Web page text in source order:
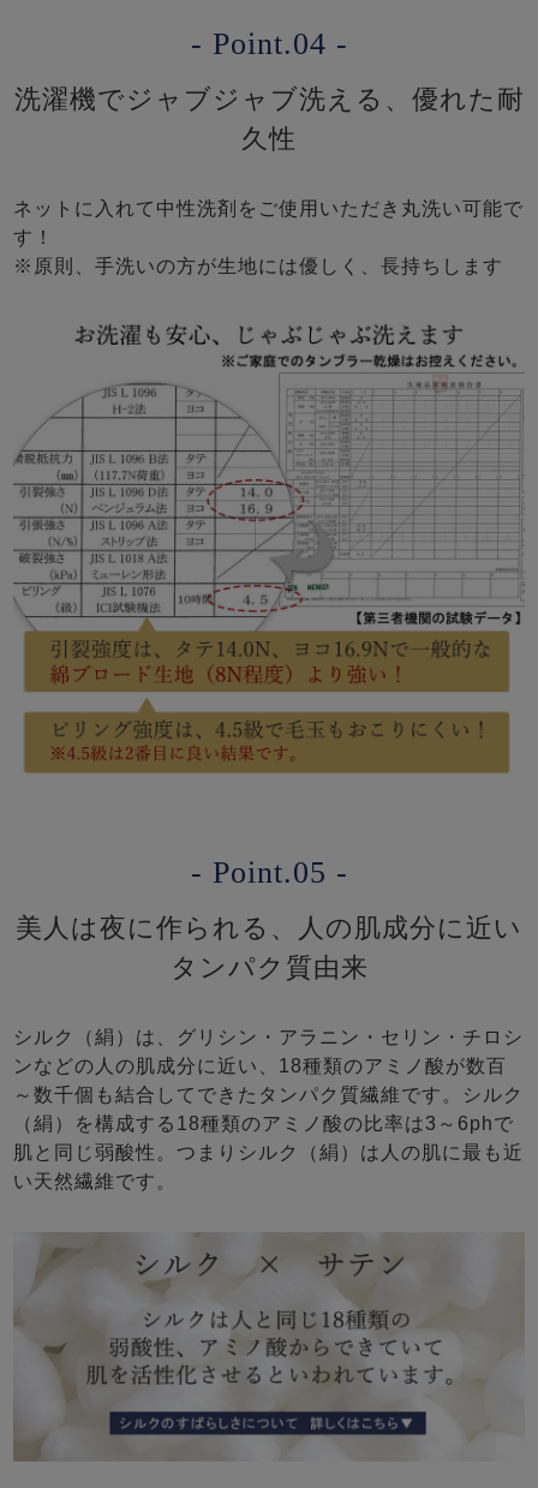
- Point.04 -
洗濯機でジャブジャブ洗える、優れた耐
久性
ネットに入れて中性洗剤をご使用いただき丸洗い可能で
す！
※原則、手洗いの方が生地には優しく、長持ちします
- Point.05 -
美人は夜に作られる、人の肌成分に近い
タンパク質由来
シルク（絹）は、グリシン・アラニン・セリン・チロシ
ンなどの人の肌成分に近い、18種類のアミノ酸が数百
～数千個も結合してできたタンパク質繊維です。シルク
（絹）を構成する18種類のアミノ酸の比率は3～6phで
肌と同じ弱酸性。つまりシルク（絹）は人の肌に最も近
い天然繊維です。